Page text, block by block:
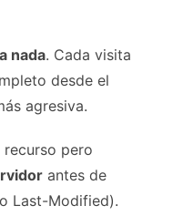
nada. Cada visita
desde el
agresiva.
recurso pero
antes de
Last-Modified).